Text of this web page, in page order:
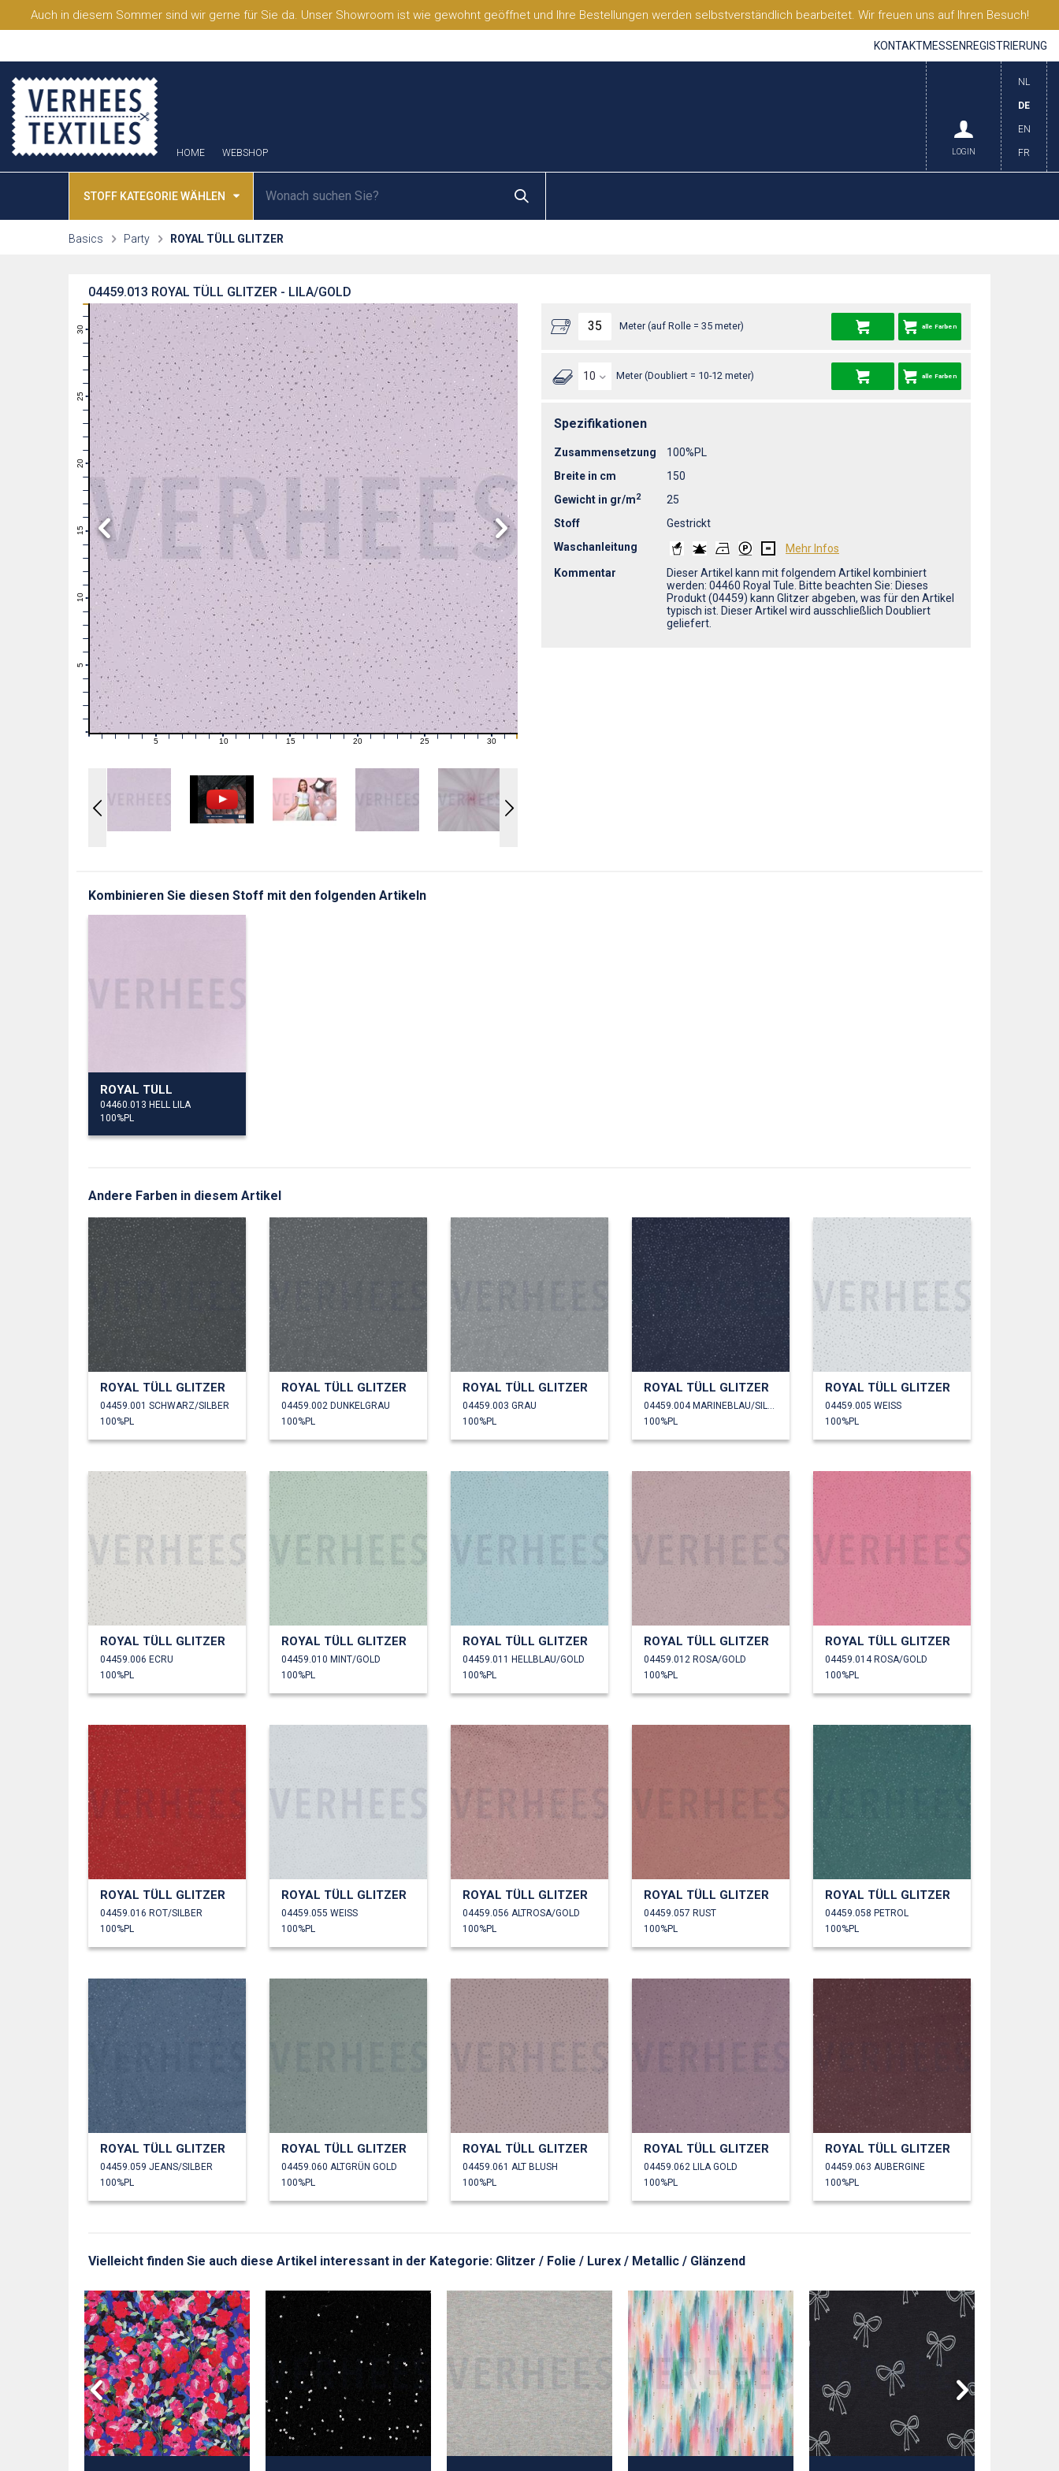
Auch in diesem Sommer sind wir gerne für Sie da. Unser Showroom ist wie gewohnt geöffnet und Ihre Bestellungen werden selbstverständlich bearbeitet. Wir freuen uns auf Ihren Besuch!
KONTAKTMESSEN REGISTRIERUNG
HOME WEBSHOP
NL
DE
EN
FR
LOGIN
STOFF KATEGORIE WÄHLEN
Basics Party ROYAL TÜLL GLITZER
ROYAL TÜLL GLITZER - LILA/GOLD
04459.013
4
6
9
10
11
12
13
14
15
16
17
18
19
20
21
22
23
24
25
26
27
28
29
30
1 2 3 4 5 6 7 8 9 10 11 12 13 14 15 16 17 18 19 20 21 22 23 24 25 26 27 28 29 30 31
Meter (auf Rolle = 35 meter) alle Farben
Meter (Doubliert = 10-12 meter) alle Farben
Spezifikationen
Zusammensetzung
100%PL
Breite in cm
150
Gewicht in gr/m2
25
Stoff
Gestrickt
Waschanleitung
Mehr Infos
Kommentar
Dieser Artikel kann mit folgendem Artikel kombiniert
werden: 04460 Royal Tule. Bitte beachten Sie: Dieses
Produkt (04459) kann Glitzer abgeben, was für den Artikel
typisch ist. Dieser Artikel wird ausschließlich Doubliert
geliefert.
Kombinieren Sie diesen Stoff mit den folgenden Artikeln
ROYAL TÜLL
04460.013 HELL LILA
100%PL
Andere Farben in diesem Artikel
ROYAL TÜLL GLITZER
04459.001 SCHWARZ/SILBER
100%PL
ROYAL TÜLL GLITZER
04459.002 DUNKELGRAU
100%PL
ROYAL TÜLL GLITZER
04459.003 GRAU
100%PL
ROYAL TÜLL GLITZER
100%PL
ROYAL TÜLL GLITZER
04459.005 WEISS
100%PL
ROYAL TÜLL GLITZER
04459.006 ECRU
100%PL
ROYAL TÜLL GLITZER
04459.010 MINT/GOLD
100%PL
ROYAL TÜLL GLITZER
04459.011 HELLBLAU/GOLD
100%PL
ROYAL TÜLL GLITZER
04459.012 ROSA/GOLD
100%PL
ROYAL TÜLL GLITZER
04459.014 ROSA/GOLD
100%PL
ROYAL TÜLL GLITZER
04459.016 ROT/SILBER
100%PL
ROYAL TÜLL GLITZER
04459.055 WEISS
100%PL
ROYAL TÜLL GLITZER
04459.056 ALTROSA/GOLD
100%PL
ROYAL TÜLL GLITZER
04459.057 RUST
100%PL
ROYAL TÜLL GLITZER
04459.058 PETROL
100%PL
ROYAL TÜLL GLITZER
04459.059 JEANS/SILBER
100%PL
ROYAL TÜLL GLITZER
04459.060 ALTGRÜN GOLD
100%PL
ROYAL TÜLL GLITZER
04459.061 ALT BLUSH
100%PL
ROYAL TÜLL GLITZER
04459.062 LILA GOLD
100%PL
ROYAL TÜLL GLITZER
04459.063 AUBERGINE
100%PL
Vielleicht finden Sie auch diese Artikel interessant in der Kategorie: Glitzer / Folie / Lurex / Metallic / Glänzend